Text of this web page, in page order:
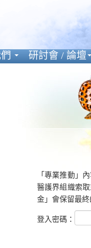
「專業推動」
醫護界組織索
金」會保留最
登入密碼：
研討會 / 論壇